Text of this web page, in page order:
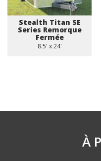
Stealth Titan SE
Series Remorque
Fermée
8.5' x 24'
À